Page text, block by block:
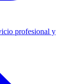
profesional y